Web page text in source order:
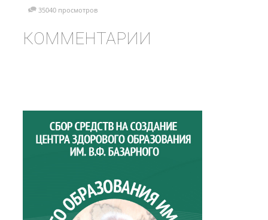
35040 просмотров
КОММЕНТАРИИ